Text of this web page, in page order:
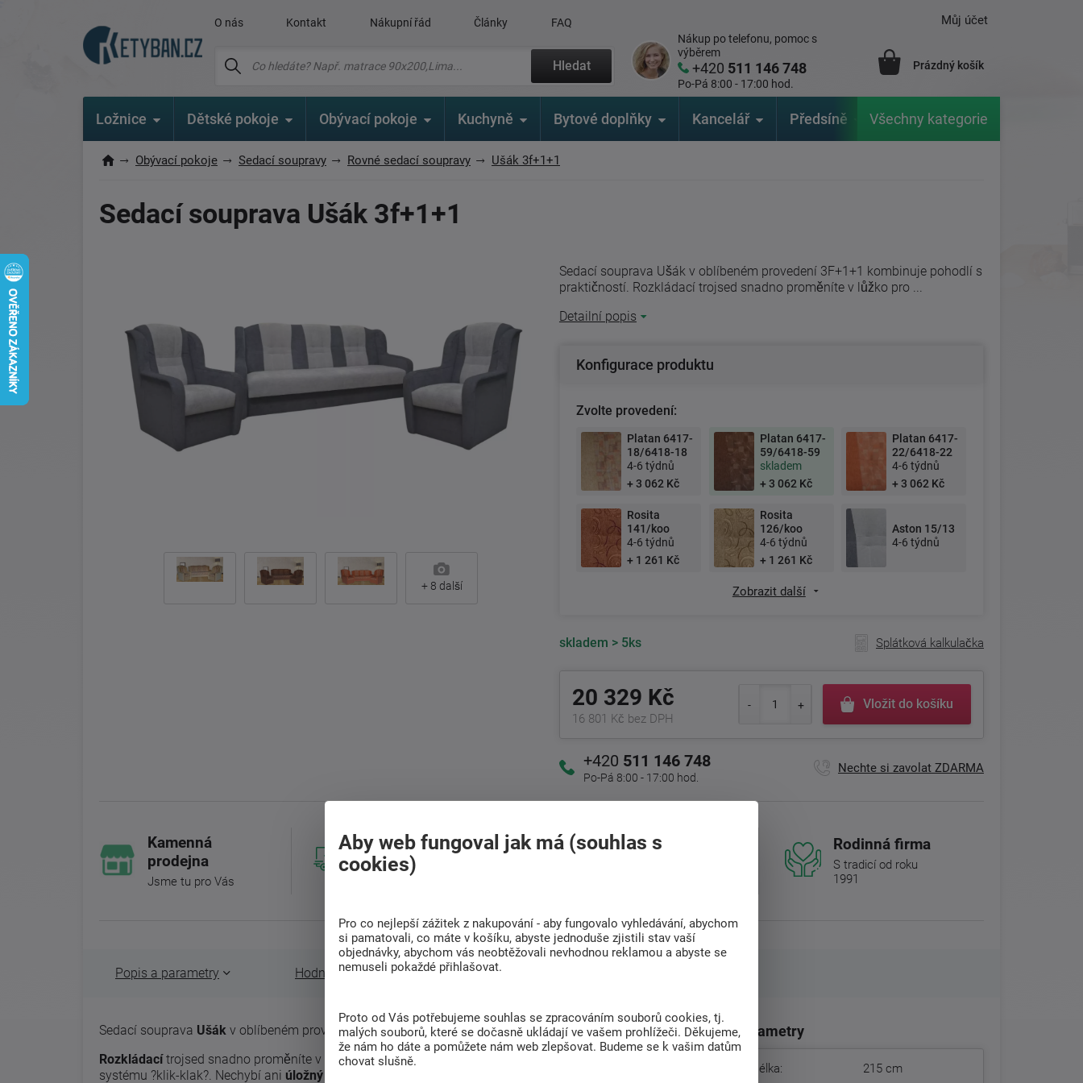
O nás Kontakt Nákupní řád Články FAQ
Hledat
Nákup po telefonu, pomoc s
výběrem
+420 511 146 748
Po-Pá 8:00 - 17:00 hod.
Můj účet
Prázdný košík
Ložnice Dětské pokoje Obývací pokoje Kuchyně Bytové doplňky Kancelář Předsíně Zahrada Značky
Všechny kategorie
Obývací pokoje Sedací soupravy Rovné sedací soupravy Ušák 3f+1+1
Sedací souprava Ušák 3f+1+1
+ 8 další
Sedací souprava Ušák v oblíbeném provedení 3F+1+1 kombinuje pohodlí s
praktičností. Rozkládací trojsed snadno proměníte v lůžko pro ...
Detailní popis
Konfigurace produktu
Zvolte provedení:
Platan 6417-
18/6418-18
4-6 týdnů
+ 3 062 Kč
Platan 6417-
59/6418-59
skladem
+ 3 062 Kč
Platan 6417-
22/6418-22
4-6 týdnů
+ 3 062 Kč
Rosita
141/koo
4-6 týdnů
+ 1 261 Kč
Rosita
126/koo
4-6 týdnů
+ 1 261 Kč
Aston 15/13
4-6 týdnů
Zobrazit další
skladem > 5ks Splátková kalkulačka
20 329 Kč
16 801 Kč bez DPH
Vložit do košíku
+420 511 146 748
Po-Pá 8:00 - 17:00 hod.
Nechte si zavolat ZDARMA
Kamenná
prodejna
Jsme tu pro Vás
Doprava
ZDARMA
Při nákupu nad 6 000
Rádi poradíme s
Rodinná firma
S tradicí od roku
1991
Popis a parametry Hodnocení (0)
Sedací souprava Ušák v oblíbeném provedení 3F+1+1 kombinuje pohodlí s praktičností.
Rozkládacítrojsed snadno proměníte v lůžko pro příležitostné spaní díky jednoduchému
systému ?klik-klak?. Nechybí ani úložný prostor
Parametry
Délka: 215 cm
Aby web fungoval jak má (souhlas s
cookies)
Pro co nejlepší zážitek z nakupování - aby fungovalo vyhledávání, abychom
si pamatovali, co máte v košíku, abyste jednoduše zjistili stav vaší
objednávky, abychom vás neobtěžovali nevhodnou reklamou a abyste se
nemuseli pokaždé přihlašovat.
Proto od Vás potřebujeme souhlas se zpracováním souborů cookies, tj.
malých souborů, které se dočasně ukládají ve vašem prohlížeči. Děkujeme,
že nám ho dáte a pomůžete nám web zlepšovat. Budeme se k vašim datům
chovat slušně.